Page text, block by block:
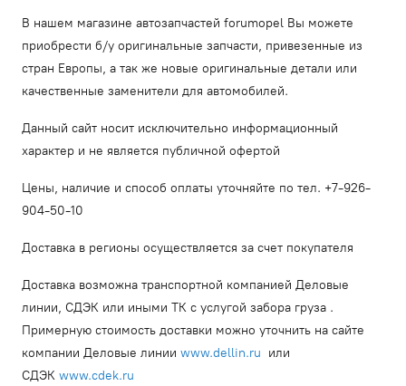
В нашем магазине автозапчастей forumopel Вы можете
приобрести б/у оригинальные запчасти, привезенные из
стран Европы, а так же новые оригинальные детали или
качественные заменители для автомобилей.
Данный сайт носит исключительно информационный
характер и не является публичной офертой
Цены, наличие и способ оплаты уточняйте по тел. +7-926-
904-50-10
Доставка в регионы осуществляется за счет покупателя
Доставка возможна транспортной компанией Деловые
линии, СДЭК или иными ТК с услугой забора груза .
Примерную стоимость доставки можно уточнить на сайте
компании Деловые линии www.dellin.ru или
СДЭК www.cdek.ru